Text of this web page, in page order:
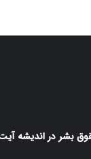
بشر در اندیشه